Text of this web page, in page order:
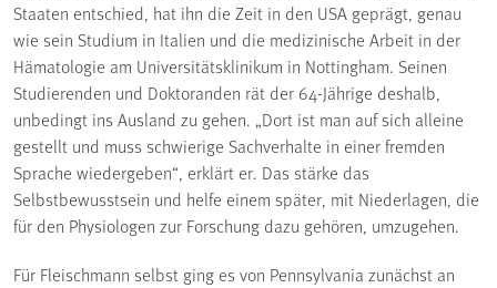
Staaten entschied, hat ihn die Zeit in den USA geprägt, genau
wie sein Studium in Italien und die medizinische Arbeit in der
Hämatologie am Universitätsklinikum in Nottingham. Seinen
Studierenden und Doktoranden rät der 64-Jährige deshalb,
unbedingt ins Ausland zu gehen. „Dort ist man auf sich alleine
gestellt und muss schwierige Sachverhalte in einer fremden
Sprache wiedergeben“, erklärt er. Das stärke das
Selbstbewusstsein und helfe einem später, mit Niederlagen, die
für den Physiologen zur Forschung dazu gehören, umzugehen.
Für Fleischmann selbst ging es von Pennsylvania zunächst an